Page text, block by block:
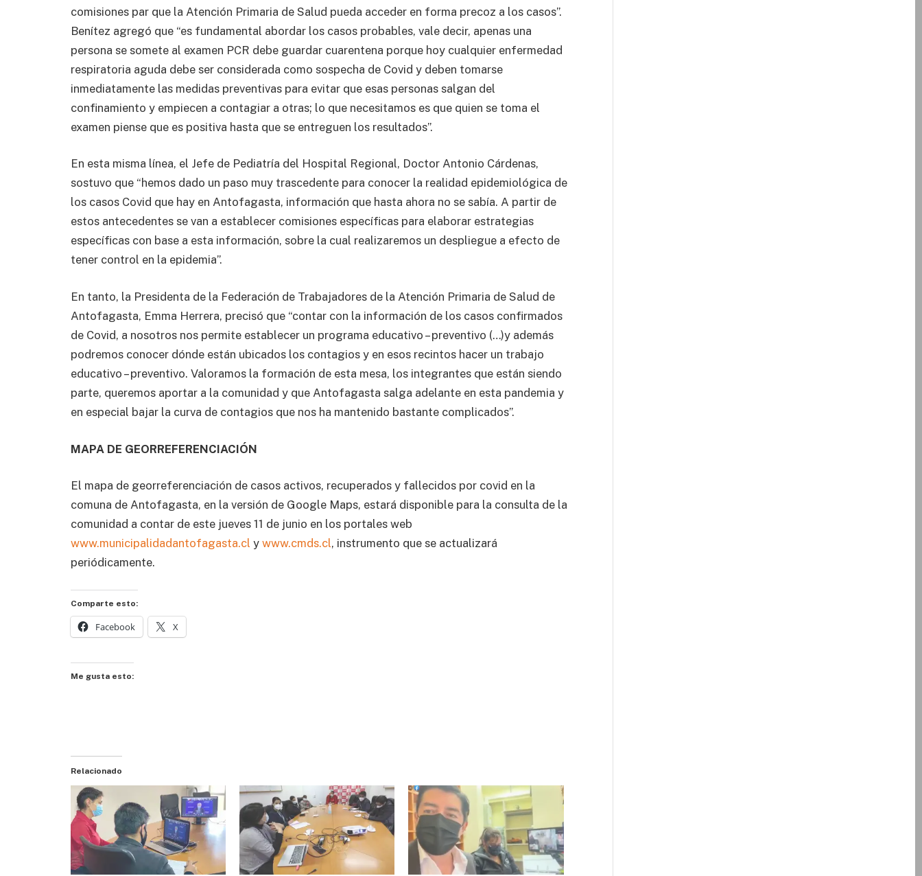
comisiones par que la Atención Primaria de Salud pueda acceder en forma precoz a los casos”.
Benítez agregó que “es fundamental abordar los casos probables, vale decir, apenas una
persona se somete al examen PCR debe guardar cuarentena porque hoy cualquier enfermedad
respiratoria aguda debe ser considerada como sospecha de Covid y deben tomarse
inmediatamente las medidas preventivas para evitar que esas personas salgan del
confinamiento y empiecen a contagiar a otras; lo que necesitamos es que quien se toma el
examen piense que es positiva hasta que se entreguen los resultados”.
En esta misma línea, el Jefe de Pediatría del Hospital Regional, Doctor Antonio Cárdenas,
sostuvo que “hemos dado un paso muy trascedente para conocer la realidad epidemiológica de
los casos Covid que hay en Antofagasta, información que hasta ahora no se sabía. A partir de
estos antecedentes se van a establecer comisiones específicas para elaborar estrategias
específicas con base a esta información, sobre la cual realizaremos un despliegue a efecto de
tener control en la epidemia”.
En tanto, la Presidenta de la Federación de Trabajadores de la Atención Primaria de Salud de
Antofagasta, Emma Herrera, precisó que “contar con la información de los casos confirmados
de Covid, a nosotros nos permite establecer un programa educativo – preventivo (…)y además
podremos conocer dónde están ubicados los contagios y en esos recintos hacer un trabajo
educativo – preventivo. Valoramos la formación de esta mesa, los integrantes que están siendo
parte, queremos aportar a la comunidad y que Antofagasta salga adelante en esta pandemia y
en especial bajar la curva de contagios que nos ha mantenido bastante complicados”.
MAPA DE GEORREFERENCIACIÓN
El mapa de georreferenciación de casos activos, recuperados y fallecidos por covid en la
comuna de Antofagasta, en la versión de Google Maps, estará disponible para la consulta de la
comunidad a contar de este jueves 11 de junio en los portales web
www.municipalidadantofagasta.cl y www.cmds.cl, instrumento que se actualizará
periódicamente.
Comparte esto:
Facebook X
Me gusta esto:
Relacionado